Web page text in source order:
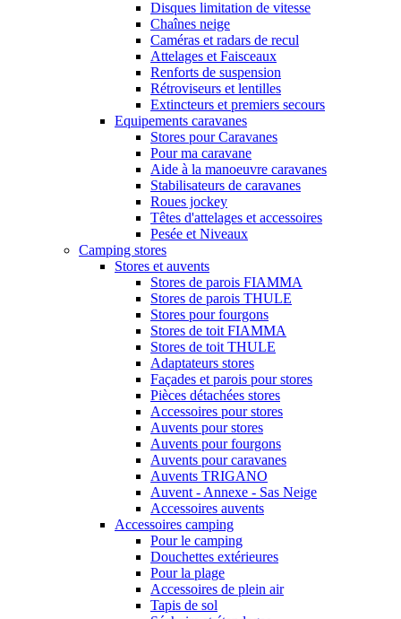
Disques limitation de vitesse
Chaînes neige
Caméras et radars de recul
Attelages et Faisceaux
Renforts de suspension
Rétroviseurs et lentilles
Extincteurs et premiers secours
Equipements caravanes
Stores pour Caravanes
Pour ma caravane
Aide à la manoeuvre caravanes
Stabilisateurs de caravanes
Roues jockey
Têtes d'attelages et accessoires
Pesée et Niveaux
Camping stores
Stores et auvents
Stores de parois FIAMMA
Stores de parois THULE
Stores pour fourgons
Stores de toit FIAMMA
Stores de toit THULE
Adaptateurs stores
Façades et parois pour stores
Pièces détachées stores
Accessoires pour stores
Auvents pour stores
Auvents pour fourgons
Auvents pour caravanes
Auvents TRIGANO
Auvent - Annexe - Sas Neige
Accessoires auvents
Accessoires camping
Pour le camping
Douchettes extérieures
Pour la plage
Accessoires de plein air
Tapis de sol